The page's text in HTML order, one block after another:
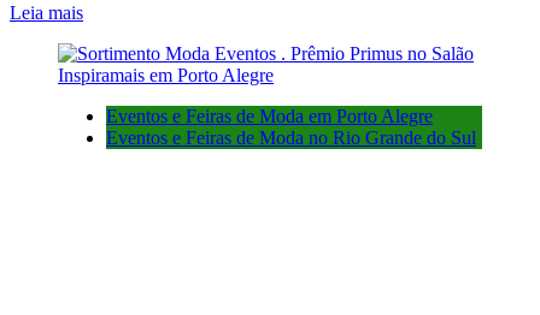
Leia mais
Eventos e Feiras de Moda em Porto Alegre
Eventos e Feiras de Moda no Rio Grande do Sul